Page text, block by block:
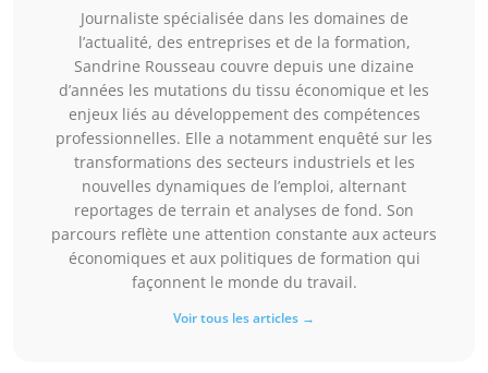
Journaliste spécialisée dans les domaines de
l’actualité, des entreprises et de la formation,
Sandrine Rousseau couvre depuis une dizaine
d’années les mutations du tissu économique et les
enjeux liés au développement des compétences
professionnelles. Elle a notamment enquêté sur les
transformations des secteurs industriels et les
nouvelles dynamiques de l’emploi, alternant
reportages de terrain et analyses de fond. Son
parcours reflète une attention constante aux acteurs
économiques et aux politiques de formation qui
façonnent le monde du travail.
Voir tous les articles →